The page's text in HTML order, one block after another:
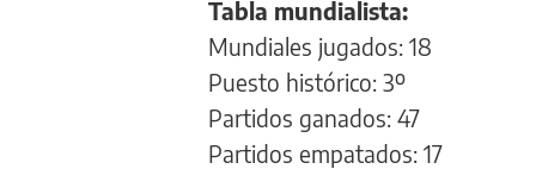
Tabla mundialista:
Mundiales jugados: 18
Puesto histórico: 3º
Partidos ganados: 47
Partidos empatados: 17